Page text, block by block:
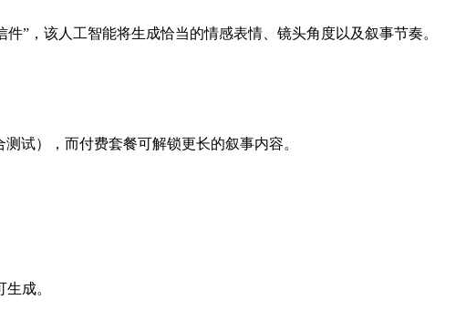
”，该人工智能将生成恰当的情感表情、镜头角度以及叙事节奏。
试），而付费套餐可解锁更长的叙事内容。
成。